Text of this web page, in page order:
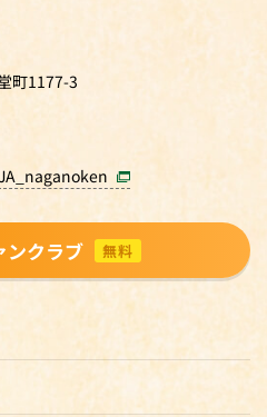
町1177-3
ンクラブ 無料